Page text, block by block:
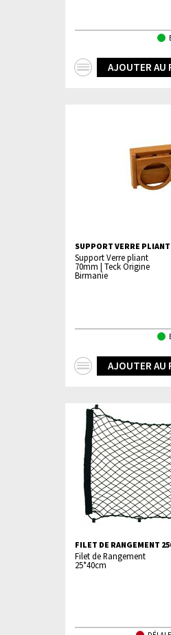
AJOUTER AU
SUPPORT VERRE
Support Verre pliant
70mm | Teck Origine
Birmanie
AJOUTER AU
FILET DE RANGEMENT
Filet de Rangement
25*40cm